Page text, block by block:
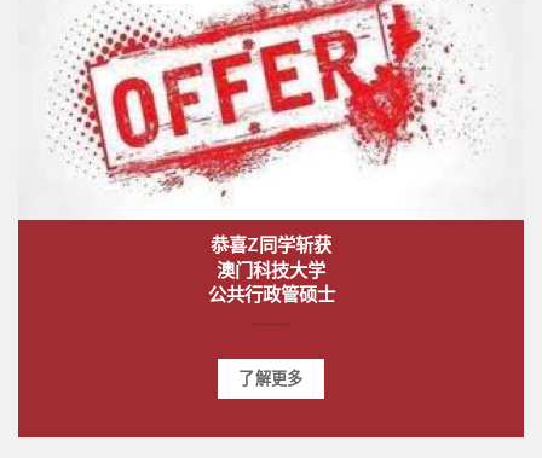
恭喜Z同学斩获
澳门科技大学
公共行政管硕士
了解更多